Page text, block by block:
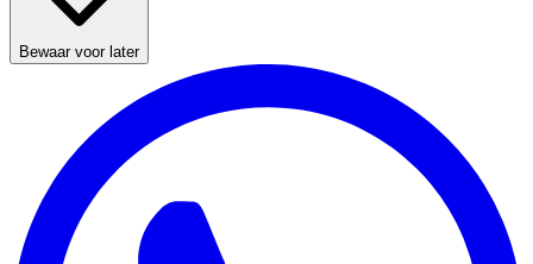
Bewaar voor later